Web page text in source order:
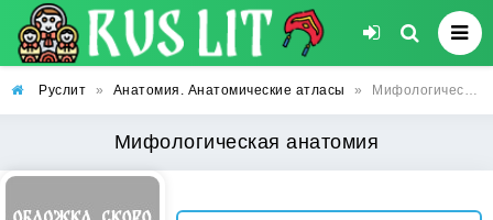
Руслит » Анатомия. Анатомические атласы » Мифологическая анатомия
Мифологическая анатомия